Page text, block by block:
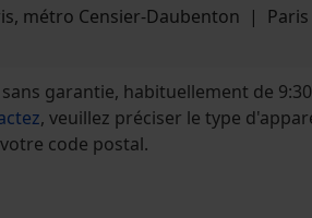
métro Censier-Daubenton | Paris
garantie, habituellement de 9:30
, veuillez préciser le type
code postal.